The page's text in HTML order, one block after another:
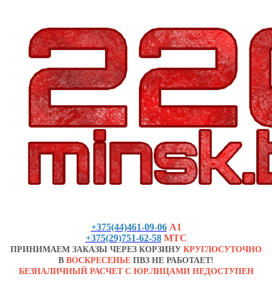
+375(44)461-09-06 А1
+375(29)751-62-58 МТС
ПРИНИМАЕМ ЗАКАЗЫ ЧЕРЕЗ КОРЗИНУ КРУГЛОСУТОЧНО
В ВОСКРЕСЕНЬЕ ПВЗ НЕ РАБОТАЕТ!
БЕЗНАЛИЧНЫЙ РАСЧЕТ С ЮР.ЛИЦАМИ НЕДОСТУПЕН